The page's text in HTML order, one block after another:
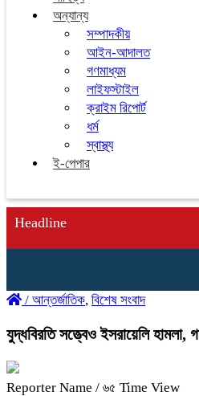
অন্যান্য
সম্পাদকীয়
আইন-আদালত
গণমাধ্যম
লাইফস্টাইল
ক্রাইম রিপোর্ট
ধর্ম
স্বাস্থ্য
ই-পেপার
Headline
/ আন্তর্জাতিক, বিশেষ সংবাদ
যুদ্ধবিরতি সত্ত্বেও ইসরায়েলি
Reporter Name / ৬৫ Time View